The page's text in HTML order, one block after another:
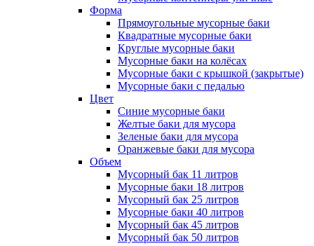
Форма
Прямоугольные мусорные баки
Квадратные мусорные баки
Круглые мусорные баки
Мусорные баки на колёсах
Мусорные баки с крышкой (закрытые)
Мусорные баки с педалью
Цвет
Синие мусорные баки
Желтые баки для мусора
Зеленые баки для мусора
Оранжевые баки для мусора
Объем
Мусорный бак 11 литров
Мусорные баки 18 литров
Мусорный бак 25 литров
Мусорные баки 40 литров
Мусорный бак 45 литров
Мусорный бак 50 литров